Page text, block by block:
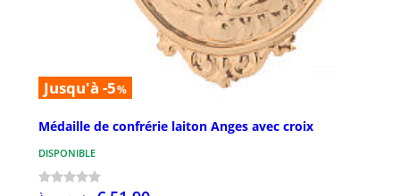
Jusqu'à -5%
Médaille de confrérie laiton Anges avec croix
DISPONIBLE